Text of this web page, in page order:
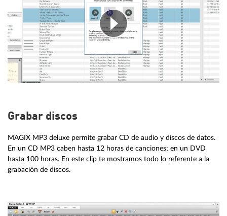
Grabar discos
MAGIX MP3 deluxe permite grabar CD de audio y discos de datos.
En un CD MP3 caben hasta 12 horas de canciones; en un DVD
hasta 100 horas. En este clip te mostramos todo lo referente a la
grabación de discos.